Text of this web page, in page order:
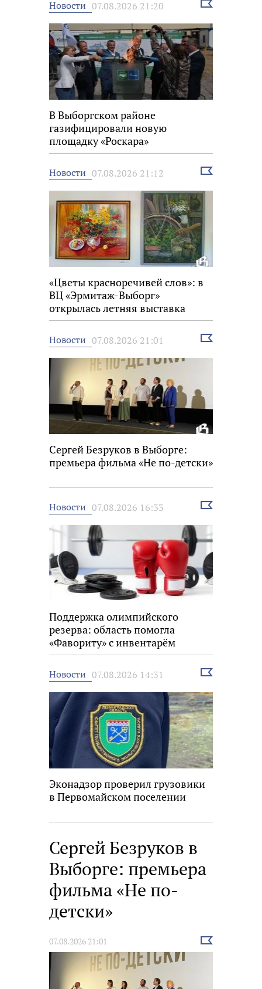
Новости 07.08.2026 21:20
Выбрать
В Выборгском районе
газифицировали новую
площадку «Роскара»
Новости 07.08.2026 21:12
Выбрать
«Цветы красноречивей слов»: в
ВЦ «Эрмитаж-Выборг»
открылась летняя выставка
Новости 07.08.2026 21:01
Выбрать
Сергей Безруков в Выборге:
премьера фильма «Не по-детски»
Новости 07.08.2026 16:33
Выбрать
Поддержка олимпийского
резерва: область помогла
«Фавориту» с инвентарём
Новости 07.08.2026 14:31
Выбрать
Эконадзор проверил грузовики
в Первомайском поселении
Сергей Безруков в
Выборге: премьера
фильма «Не по-
детски»
07.08.2026 21:01
Выбрать
новость